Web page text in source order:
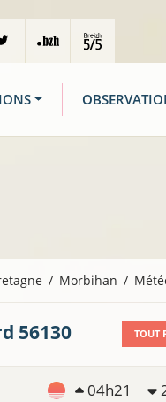
Morbihan
56130 TOUT
04h21